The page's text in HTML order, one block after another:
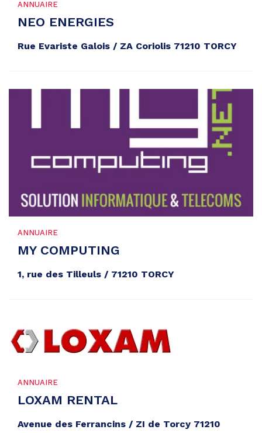
ANNUAIRE
NEO ENERGIES
Rue Evariste Galois / ZA Coriolis 71210 TORCY
ANNUAIRE
MY COMPUTING
1, rue des Tilleuls / 71210 TORCY
ANNUAIRE
LOXAM RENTAL
Avenue des Ferrancins / ZI de Torcy 71210